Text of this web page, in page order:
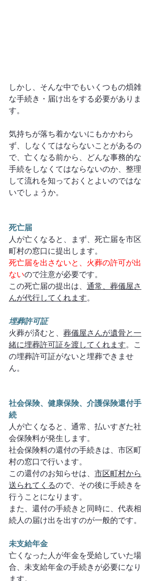
しかし、そんな中でもいくつもの煩雑
な手続き・届け出をする必要がありま
す。
気持ちが落ち着かないにもかかわら
ず、しなくてはならないことがあるの
で、亡くなる前から、どんな事務的な
手続をしなくてはならないのか、整理
して流れを知っておくとよいのではな
いでしょうか。
死亡届
人が亡くなると、まず、死亡届を市区
町村の窓口に提出します。
死亡届を出さないと、火葬の許可が出
ないので注意が必要です。
この死亡届の提出は、 通常、葬儀屋さ
んが代行してくれます。
埋葬許可証
火葬が済むと、 葬儀屋さんが遺骨と一
緒に埋葬許可証を渡してくれます。こ
の埋葬許可証がないと埋葬できませ
ん。
社会保険、健康保険、介護保険還付手
続
人が亡くなると、通常、払いすぎた社
会保険料が発生します。
社会保険料の還付の手続きは、市区町
村の窓口で行います。
この還付のお知らせは、 市区町村から
送られてくるので、その後に手続きを
行うことになります。
また、還付の手続きと同時に、代表相
続人の届け出を出すのが一般的です。
未支給年金
亡くなった人が年金を受給していた場
合、未支給年金の手続きが必要になり
ます。